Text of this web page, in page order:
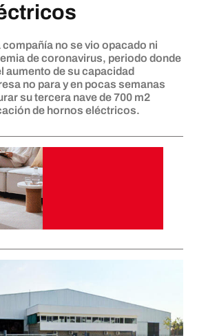
no se vio opacado ni
de coronavirus, periodo donde
aumento de su capacidad
no para y en pocas semanas
su tercera nave de 700 m2
de hornos eléctricos.